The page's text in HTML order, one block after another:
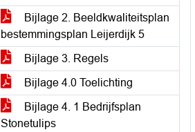
Bijlage 2. Beeldkwaliteitsplan
bestemmingsplan Leijerdijk 5
Bijlage 3. Regels
Bijlage 4.0 Toelichting
Bijlage 4. 1 Bedrijfsplan
Stonetulips